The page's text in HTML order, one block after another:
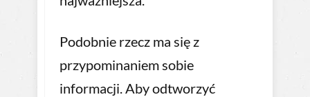
Podobnie rzecz ma się z
przypominaniem sobie
informacji. Aby odtworzyć